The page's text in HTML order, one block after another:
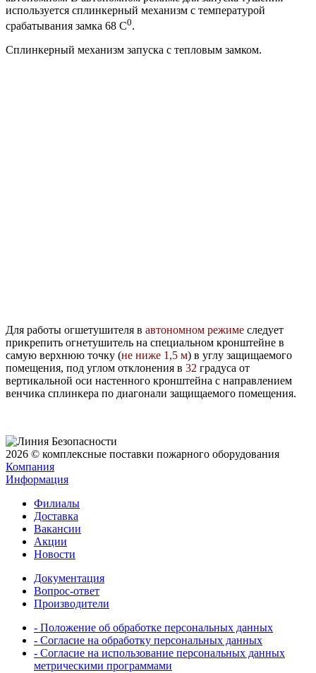
используется сплинкерный механизм с температурой
срабатывания замка 68 С0.
Сплинкерный механизм запуска с тепловым замком.
Для работы огшетушителя в автономном режиме следует
прикрепить огнетушитель на специальном кронштейне в
самую верхнюю точку (не ниже 1,5 м) в углу защищаемого
помещения, под углом отклонения в 32 градуса от
вертикальной оси настенного кронштейна с направлением
венчика сплинкера по диагонали защищаемого помещения.
2026 © комплексные поставки пожарного оборудования
Компания
Информация
Филиалы
Доставка
Вакансии
Акции
Новости
Документация
Вопрос-ответ
Производители
- Положение об обработке персональных данных
- Согласие на обработку персональных данных
- Согласие на использование персональных данных
метрическими программами